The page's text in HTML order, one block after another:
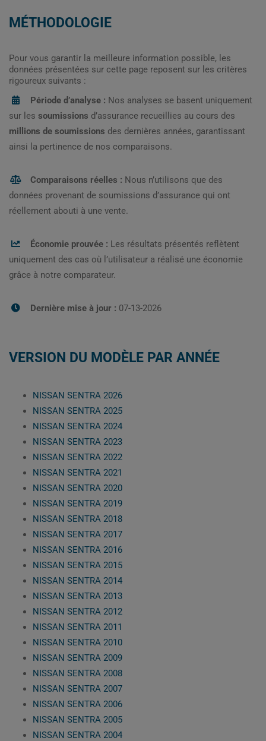
MÉTHODOLOGIE
Pour vous garantir la meilleure information possible, les
données présentées sur cette page reposent sur les critères
rigoureux suivants :
Période d’analyse : Nos analyses se basent uniquement
sur les soumissions d’assurance recueillies au cours des
millions de soumissions des dernières années, garantissant
ainsi la pertinence de nos comparaisons.
Comparaisons réelles : Nous n’utilisons que des
données provenant de soumissions d’assurance qui ont
réellement abouti à une vente.
Économie prouvée : Les résultats présentés reflètent
uniquement des cas où l’utilisateur a réalisé une économie
grâce à notre comparateur.
Dernière mise à jour : 07-13-2026
VERSION DU MODÈLE PAR ANNÉE
NISSAN SENTRA 2026
NISSAN SENTRA 2025
NISSAN SENTRA 2024
NISSAN SENTRA 2023
NISSAN SENTRA 2022
NISSAN SENTRA 2021
NISSAN SENTRA 2020
NISSAN SENTRA 2019
NISSAN SENTRA 2018
NISSAN SENTRA 2017
NISSAN SENTRA 2016
NISSAN SENTRA 2015
NISSAN SENTRA 2014
NISSAN SENTRA 2013
NISSAN SENTRA 2012
NISSAN SENTRA 2011
NISSAN SENTRA 2010
NISSAN SENTRA 2009
NISSAN SENTRA 2008
NISSAN SENTRA 2007
NISSAN SENTRA 2006
NISSAN SENTRA 2005
NISSAN SENTRA 2004